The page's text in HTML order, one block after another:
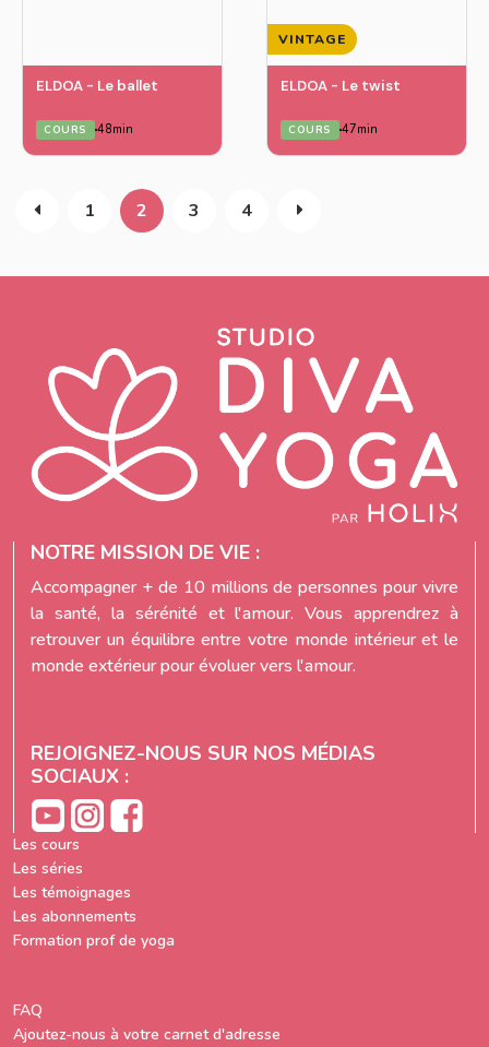
ELDOA - Le ballet
COURS 48min
VINTAGE
ELDOA - Le twist
COURS 47min
1 2 3 4
NOTRE MISSION DE VIE :
Accompagner + de 10 millions de personnes pour vivre
la santé, la sérénité et l'amour. Vous apprendrez à
retrouver un équilibre entre votre monde intérieur et le
monde extérieur pour évoluer vers l'amour.
REJOIGNEZ-NOUS SUR NOS MÉDIAS
SOCIAUX :
Les cours
Les séries
Les témoignages
Les abonnements
Formation prof de yoga
FAQ
Ajoutez-nous à votre carnet d'adresse